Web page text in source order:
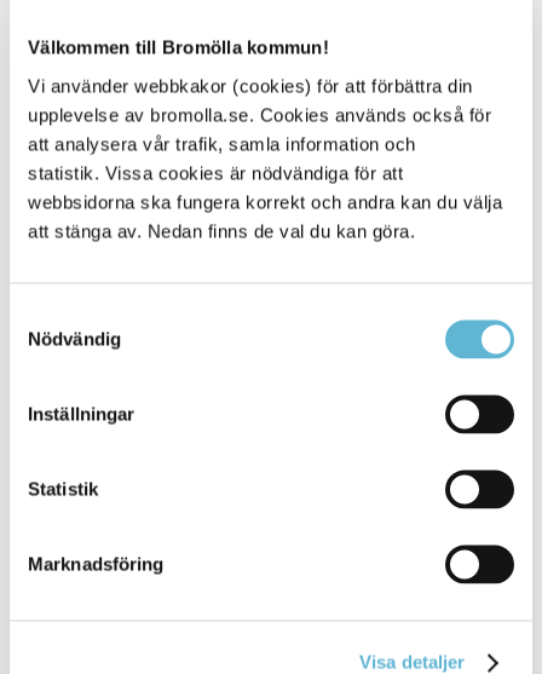
Välkommen till Bromölla kommun!
Vi använder webbkakor (cookies) för att förbättra din
upplevelse av bromolla.se. Cookies används också för
att analysera vår trafik, samla information och
statistik. Vissa cookies är nödvändiga för att
webbsidorna ska fungera korrekt och andra kan du välja
att stänga av. Nedan finns de val du kan göra.
Nödvändig
Inställningar
Statistik
Marknadsföring
Visa detaljer
901
Alla platser
Postadress